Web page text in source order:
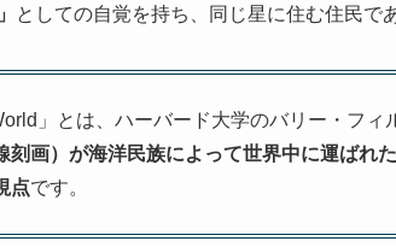
としての自覚を持ち、同じ星に住む住民で
」とは、ハーバード大学のバリー・フィ
刻画）が海洋民族によって世界中に運ばれ
点です。